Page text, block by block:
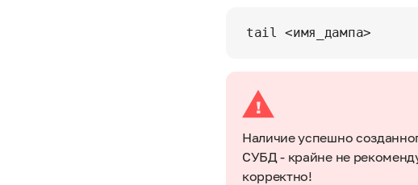
Наличие успешно
СУБД - крайне не
корректно!